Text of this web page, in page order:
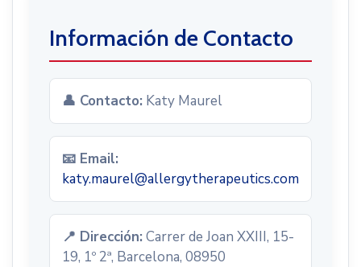
Información de Contacto
👤 Contacto: Katy Maurel
📧 Email:
katy.maurel@allergytherapeutics.com
📍 Dirección: Carrer de Joan XXIII, 15-
19, 1º 2ª, Barcelona, 08950